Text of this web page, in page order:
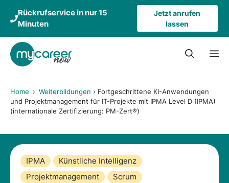
Inhalt
Rückrufservice in nur 15
Minuten
Jetzt anrufen
lassen
Home › Weiterbildungen › Fortgeschrittene KI-Anwendungen
und Projektmanagement für IT-Projekte mit IPMA Level D (IPMA)
(internationale Zertifizierung: PM-Zert®)
IPMA
Künstliche Intelligenz
Projektmanagement
Scrum